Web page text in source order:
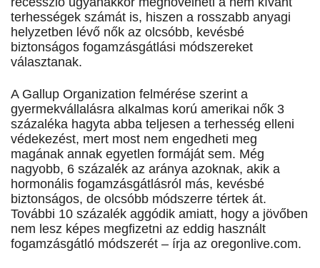
terhességek számát is, hiszen a rosszabb anyagi
helyzetben lévő nők az olcsóbb, kevésbé
biztonságos fogamzásgátlási módszereket
választanak.
A Gallup Organization felmérése szerint a
gyermekvállalásra alkalmas korú amerikai nők 3
százaléka hagyta abba teljesen a terhesség elleni
védekezést, mert most nem engedheti meg
magának annak egyetlen formáját sem. Még
nagyobb, 6 százalék az aránya azoknak, akik a
hormonális fogamzásgátlásról más, kevésbé
biztonságos, de olcsóbb módszerre tértek át.
További 10 százalék aggódik amiatt, hogy a jövőben
nem lesz képes megfizetni az eddig használt
fogamzásgátló módszerét – írja az oregonlive.com.